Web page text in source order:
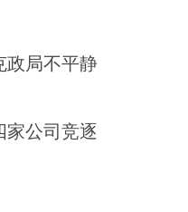
政局不平静
家公司竞逐